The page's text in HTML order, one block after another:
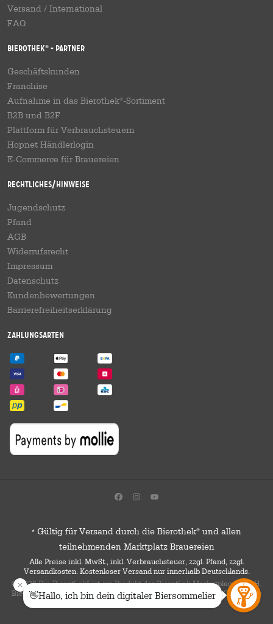
Versand / International
FAQ
Bierothek® - Partner
Geschäftskunden
Franchise
Aufnahme in das Bierothek®-Sortiment
B2B und B2F
Plattform für Verbrauchsteuern
Hopnet Händlerlogin
E-Commerce für Brauereien
Rechtliches/Hinweise
Jugendschutz
Pfand
AGB
Widerrufsrecht
Impressum
Datenschutz
Kundenbewertungen
Barrierefreiheitserklärung
Zahlungsarten
* Gültig für Versand durch die Bierothek® und allen
teilnehmenden Marktplatz Brauereien
Alle Preise inkl. MwSt., inkl. Verbrauchsteuer, zzgl. Pfand, zzgl.
Versandkosten. Kostenloser Versand nur innerhalb Deutschlands.
© 2026 Die Bierothek ist ein Produkt der Bierothek Marketplace GmbH.
Bierothek® ist eine eingetragene Marke der Bierothek Group GmbH. Alle
Rechte vorbehalten.